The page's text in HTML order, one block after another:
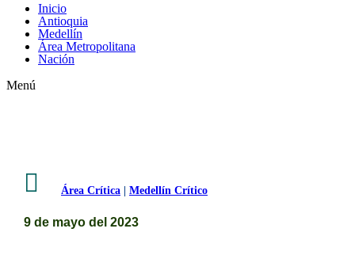
Inicio
Antioquia
Medellín
Área Metropolitana
Nación
Menú
 Área Crítica | Medellín Crítico
9 de mayo del 2023